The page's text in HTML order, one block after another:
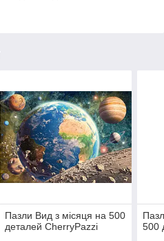
Пазли Вид з місяця на 500
деталей CherryPazzi
500